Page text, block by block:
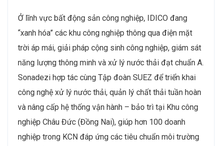
Ở lĩnh vực bất động sản công nghiệp, IDICO đang
“xanh hóa” các khu công nghiệp thông qua điện mặt
trời áp mái, giải pháp cộng sinh công nghiệp, giám sát
năng lượng thông minh và xử lý nước thải đạt chuẩn A.
Sonadezi hợp tác cùng Tập đoàn SUEZ để triển khai
công nghệ xử lý nước thải, quản lý chất thải tuần hoàn
và nâng cấp hệ thống vận hành – bảo trì tại Khu công
nghiệp Châu Đức (Đồng Nai), giúp hơn 100 doanh
nghiệp trong KCN đáp ứng các tiêu chuẩn môi trường